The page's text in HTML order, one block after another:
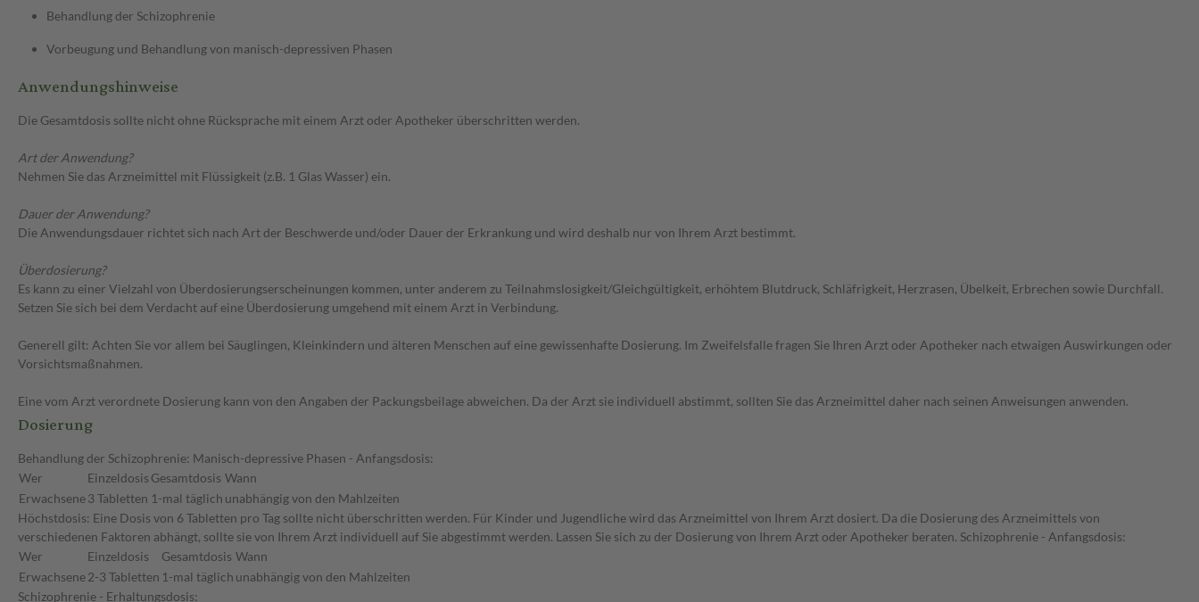
Behandlung der Schizophrenie
Vorbeugung und Behandlung von manisch-depressiven Phasen
Anwendungshinweise
Die Gesamtdosis sollte nicht ohne Rücksprache mit einem Arzt oder Apotheker überschritten werden.
Art der Anwendung?
Nehmen Sie das Arzneimittel mit Flüssigkeit (z.B. 1 Glas Wasser) ein.
Dauer der Anwendung?
Die Anwendungsdauer richtet sich nach Art der Beschwerde und/oder Dauer der Erkrankung und wird deshalb nur von Ihrem Arzt bestimmt.
Überdosierung?
Es kann zu einer Vielzahl von Überdosierungserscheinungen kommen, unter anderem zu Teilnahmslosigkeit/Gleichgültigkeit, erhöhtem Blutdruck, Schläfrigkeit, Herzrasen, Übelkeit, Erbrechen sowie Durchfall.
Setzen Sie sich bei dem Verdacht auf eine Überdosierung umgehend mit einem Arzt in Verbindung.
Generell gilt: Achten Sie vor allem bei Säuglingen, Kleinkindern und älteren Menschen auf eine gewissenhafte Dosierung. Im Zweifelsfalle fragen Sie Ihren Arzt oder Apotheker nach etwaigen Auswirkungen oder
Vorsichtsmaßnahmen.
Eine vom Arzt verordnete Dosierung kann von den Angaben der Packungsbeilage abweichen. Da der Arzt sie individuell abstimmt, sollten Sie das Arzneimittel daher nach seinen Anweisungen anwenden.
Dosierung
Behandlung der Schizophrenie: Manisch-depressive Phasen - Anfangsdosis:
Wer
Einzeldosis Gesamtdosis Wann
Erwachsene3 Tabletten 1-mal täglich unabhängig von den Mahlzeiten
Höchstdosis: Eine Dosis von 6 Tabletten pro Tag sollte nicht überschritten werden. Für Kinder und Jugendliche wird das Arzneimittel von Ihrem Arzt dosiert. Da die Dosierung des Arzneimittels von
verschiedenen Faktoren abhängt, sollte sie von Ihrem Arzt individuell auf Sie abgestimmt werden. Lassen Sie sich zu der Dosierung von Ihrem Arzt oder Apotheker beraten. Schizophrenie - Anfangsdosis:
Wer
Einzeldosis Gesamtdosis Wann
Erwachsene2-3 Tabletten 1-mal täglich unabhängig von den Mahlzeiten
Schizophrenie - Erhaltungsdosis: